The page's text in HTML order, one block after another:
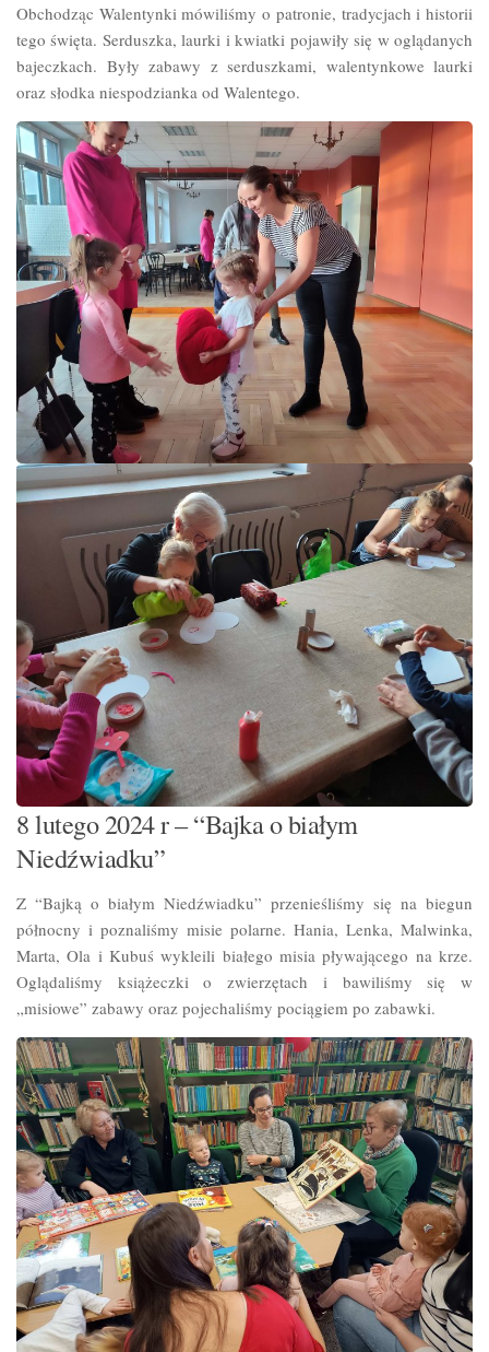
Obchodząc Walentynki mówiliśmy o patronie, tradycjach i historii
tego święta. Serduszka, laurki i kwiatki pojawiły się w oglądanych
bajeczkach. Były zabawy z serduszkami, walentynkowe laurki
oraz słodka niespodzianka od Walentego.
8 lutego 2024 r – “Bajka o białym
Niedźwiadku”
Z “Bajką o białym Niedźwiadku” przenieśliśmy się na biegun
północny i poznaliśmy misie polarne. Hania, Lenka, Malwinka,
Marta, Ola i Kubuś wykleili białego misia pływającego na krze.
Oglądaliśmy książeczki o zwierzętach i bawiliśmy się w
„misiowe” zabawy oraz pojechaliśmy pociągiem po zabawki.